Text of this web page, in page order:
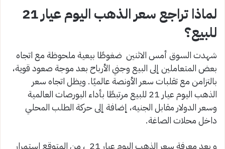
لماذا تراجع سعر الذهب اليوم عيار 21
للبيع؟
شهدت السوق أمس الاثنين ضغوطًا بيعية ملحوظة مع اتجاه
بعض المتعاملين إلى البيع وجني الأرباح بعد موجة صعود قوية،
بالتزامن مع تقلبات سعر الأونصة عالميًا. ويظل اتجاه سعر
الذهب اليوم عيار 21 للبيع مرتبطًا بأداء البورصات العالمية
وسعر الدولار مقابل الجنيه، إضافة إلى حركة الطلب المحلي
داخل محلات الصاغة.
و بعد معرفة سعر الذهب اليوم عيار 21 ، من المتوقع استمرار